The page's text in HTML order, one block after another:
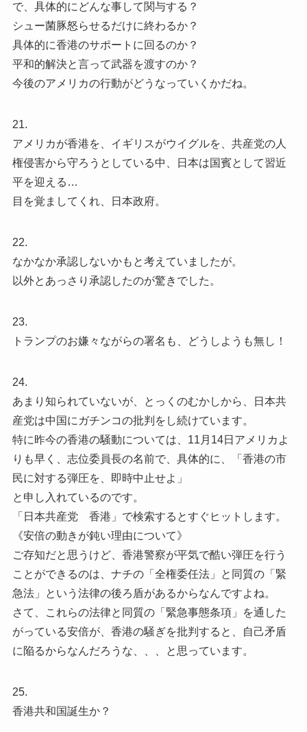
で、具体的にどんな事して関与する？
シュー菌豚怒らせるだけに終わるか？
具体的に香港のサポートに回るのか？
平和的解決と言って武器を渡すのか？
今後のアメリカの行動がどうなっていくかだね。
21.
アメリカが香港を、イギリスがウイグルを、共産党の人
権侵害から守ろうとしている中、日本は国賓として習近
平を迎える…
目を覚ましてくれ、日本政府。
22.
なかなか承認しないかもと考えていましたが。
以外とあっさり承認したのが驚きでした。
23.
トランプのお嫌々ながらの署名も、どうしようも無し！
24.
あまり知られていないが、とっくのむかしから、日本共
産党は中国にガチンコの批判をし続けています。
特に昨今の香港の騒動については、11月14日アメリカよ
りも早く、志位委員長の名前で、具体的に、「香港の市
民に対する弾圧を、即時中止せよ」
と申し入れているのです。
「日本共産党 香港」で検索するとすぐヒットします。
《安倍の動きが鈍い理由について》
ご存知だと思うけど、香港警察が平気で酷い弾圧を行う
ことができるのは、ナチの「全権委任法」と同質の「緊
急法」という法律の後ろ盾があるからなんですよね。
さて、これらの法律と同質の「緊急事態条項」を通した
がっている安倍が、香港の騒ぎを批判すると、自己矛盾
に陥るからなんだろうな、、、と思っています。
25.
香港共和国誕生か？